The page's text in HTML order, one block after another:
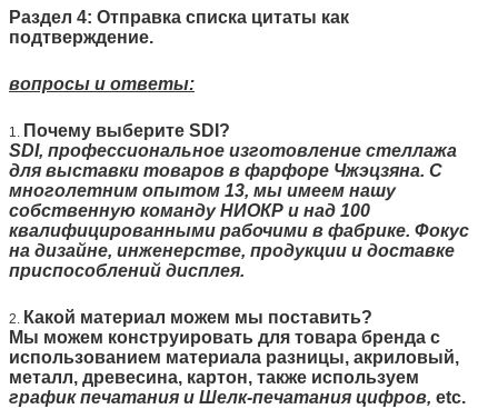
Раздел 4: Отправка списка цитаты как
подтверждение.
вопросы и ответы:
1. Почему выберите SDI?
SDI, профессиональное изготовление стеллажа
для выставки товаров в фарфоре Чжэцзяна. С
многолетним опытом 13, мы имеем нашу
собственную команду НИОКР и над 100
квалифицированными рабочими в фабрике. Фокус
на дизайне, инженерстве, продукции и доставке
приспособлений дисплея.
2. Какой материал можем мы поставить?
Мы можем конструировать для товара бренда с
использованием материала разницы, акриловый,
металл, древесина, картон, также используем
график печатания и Шелк-печатания цифров, etc.